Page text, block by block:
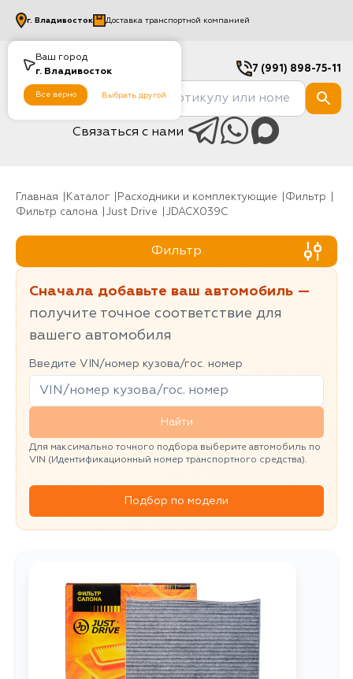
Ваш город
г. Владивосток
Все верно Выбрать другой
г. Владивосток Доставка транспортной компанией
7 (991) 898-75-11
Связаться с нами
Главная Каталог Расходники и комплектующие
фильтр
Фильтр салона
Just Drive JDACX039C
Фильтр
Сначала добавьте ваш автомобиль —
получите точное соответствие для
вашего автомобиля
Введите VIN/номер кузова/гос. номер
Найти
Для максимально точного подбора выберите автомобиль по
VIN (Идентификационный номер транспортного средства).
Подбор по модели